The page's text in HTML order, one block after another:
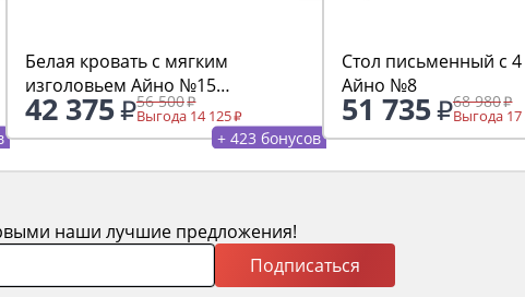
Белая кровать с мягким
изголовьем Айно №15
1600х2000
42 375 56 500
Выгода 14 125
+ 423 бонусов
Стол письменный с
Айно №8
51 735 68 980
Выгода 17
наши лучшие предложения!
Подписаться